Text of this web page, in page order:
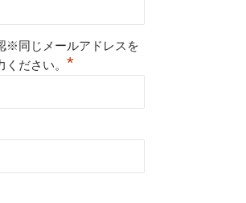
※同じメールアドレスを
ださい。 *